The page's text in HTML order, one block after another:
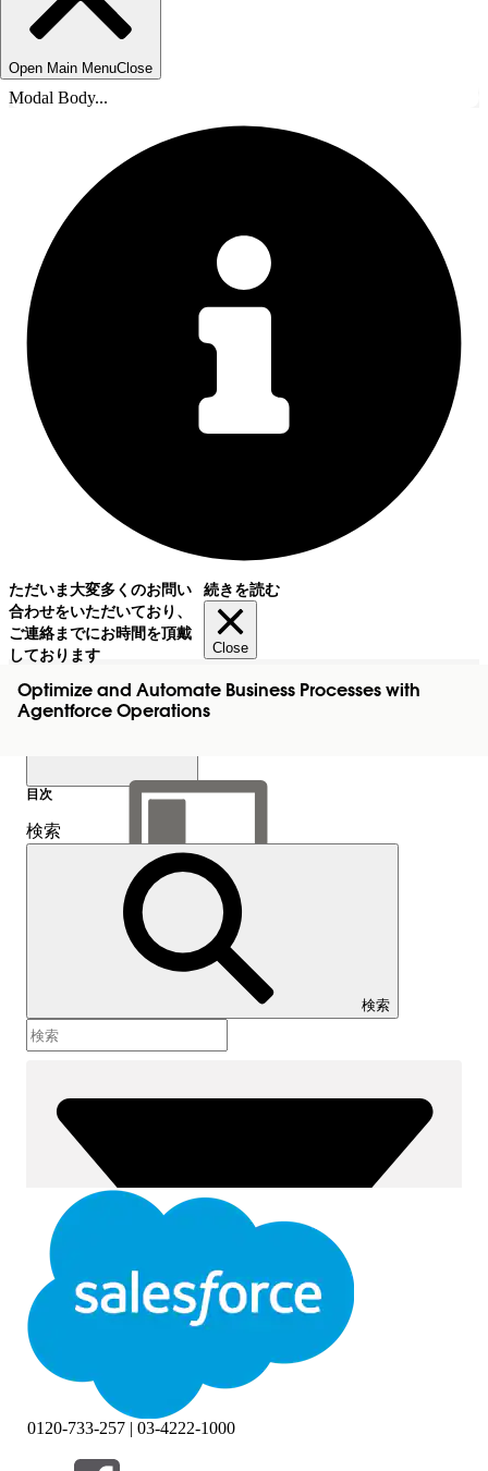
Open Main MenuClose
Modal Body...
ただいま大変多くのお問い
合わせをいただいており、
ご連絡までにお時間を頂戴
しております
続きを読む
Close
Optimize and Automate Business Processes with
Agentforce Operations
目次を表示
目次
検索
検索
0120-733-257 | 03-4222-1000